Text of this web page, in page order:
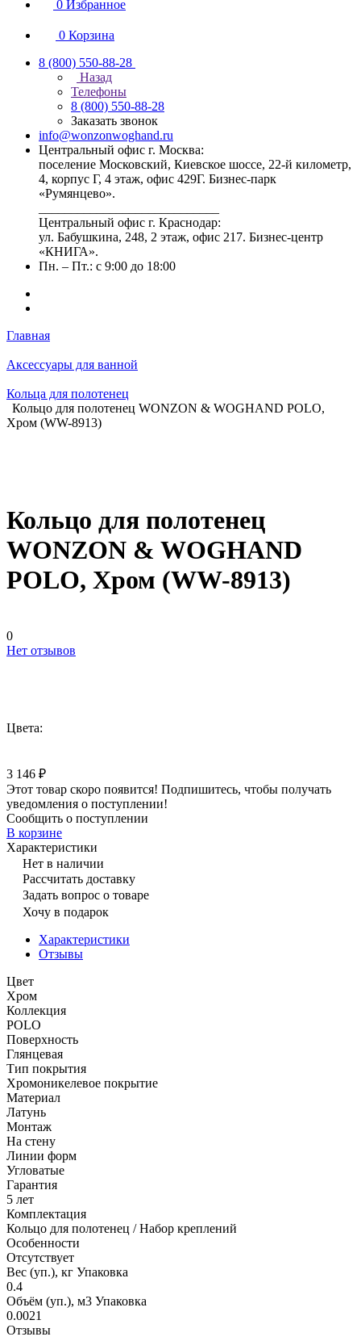
0 Избранное
0 Корзина
8 (800) 550-88-28
Назад
Телефоны
8 (800) 550-88-28
Заказать звонок
info@wonzonwoghand.ru
Центральный офис г. Москва:
поселение Московский, Киевское шоссе, 22-й километр,
4, корпус Г, 4 этаж, офис 429Г. Бизнес-парк
«Румянцево».
Центральный офис г. Краснодар:
ул. Бабушкина, 248, 2 этаж, офис 217. Бизнес-центр
«КНИГА».
Пн. – Пт.: с 9:00 до 18:00
Главная
Аксессуары для ванной
Кольца для полотенец
Кольцо для полотенец WONZON & WOGHAND POLO,
Хром (WW-8913)
Кольцо для полотенец
WONZON & WOGHAND
POLO, Хром (WW-8913)
0
Нет отзывов
Цвета:
3 146 ₽
Этот товар скоро появится! Подпишитесь, чтобы получать
уведомления о поступлении!
Сообщить о поступлении
В корзине
Характеристики
Нет в наличии
Рассчитать доставку
Задать вопрос о товаре
Хочу в подарок
Характеристики
Отзывы
Цвет
Хром
Коллекция
POLO
Поверхность
Глянцевая
Тип покрытия
Хромоникелевое покрытие
Материал
Латунь
Монтаж
На стену
Линии форм
Угловатые
Гарантия
5 лет
Комплектация
Кольцо для полотенец / Набор креплений
Особенности
Отсутствует
Вес (уп.), кг Упаковка
0.4
Объём (уп.), м3 Упаковка
0.0021
Отзывы